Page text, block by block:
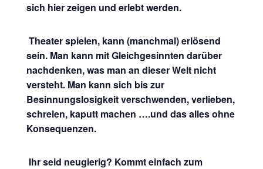
sich hier zeigen und erlebt werden.
Theater spielen, kann (manchmal) erlösend
sein. Man kann mit Gleichgesinnten darüber
nachdenken, was man an dieser Welt nicht
versteht. Man kann sich bis zur
Besinnungslosigkeit verschwenden, verlieben,
schreien, kaputt machen ….und das alles ohne
Konsequenzen.
Ihr seid neugierig? Kommt einfach zum